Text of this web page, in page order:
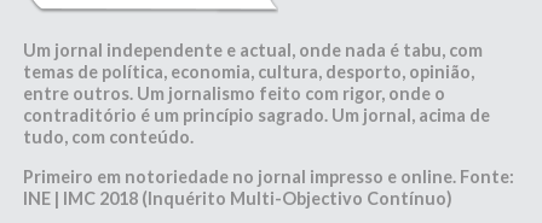
Um jornal independente e actual, onde nada é tabu, com
temas de política, economia, cultura, desporto, opinião,
entre outros. Um jornalismo feito com rigor, onde o
contraditório é um princípio sagrado. Um jornal, acima de
tudo, com conteúdo.
Primeiro em notoriedade no jornal impresso e online. Fonte:
INE | IMC 2018 (Inquérito Multi-Objectivo Contínuo)